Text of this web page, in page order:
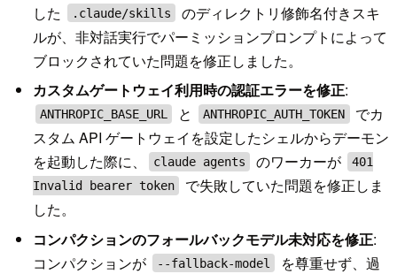
した
.claude/skills
のディレクトリ修飾名付きスキ
ルが、非対話実行でパーミッションプロンプトによって
ブロックされていた問題を修正しました。
カスタムゲートウェイ利用時の認証エラーを修正:
ANTHROPIC_BASE_URL と ANTHROPIC_AUTH_TOKEN
でカ
スタム API ゲートウェイを設定したシェルからデーモン
を起動した際に、
claude agents のワーカーが
401
Invalid bearer token
で失敗していた問題を修正しま
した。
コンパクションのフォールバックモデル未対応を修正:
コンパクションが
--fallback-model
を尊重せず、過